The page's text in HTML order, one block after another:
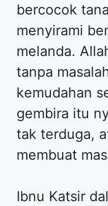
bercocok
menyirami
melanda.
tanpa
kemudahan
gembira itu
tak terduga,
membuat
Ibnu Katsir